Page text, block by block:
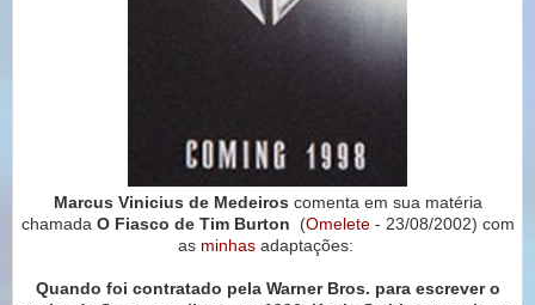
Marcus Vinicius de Medeiros comenta em sua matéria
chamada O Fiasco de Tim Burton (Omelete - 23/08/2002) com
as minhasadaptações:
Quando foi contratado pela Warner Bros. para escrever o